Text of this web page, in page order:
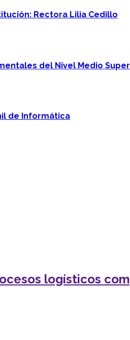
Rectora Lilia Cedillo
del Nivel Medio
de Informática
logísticos